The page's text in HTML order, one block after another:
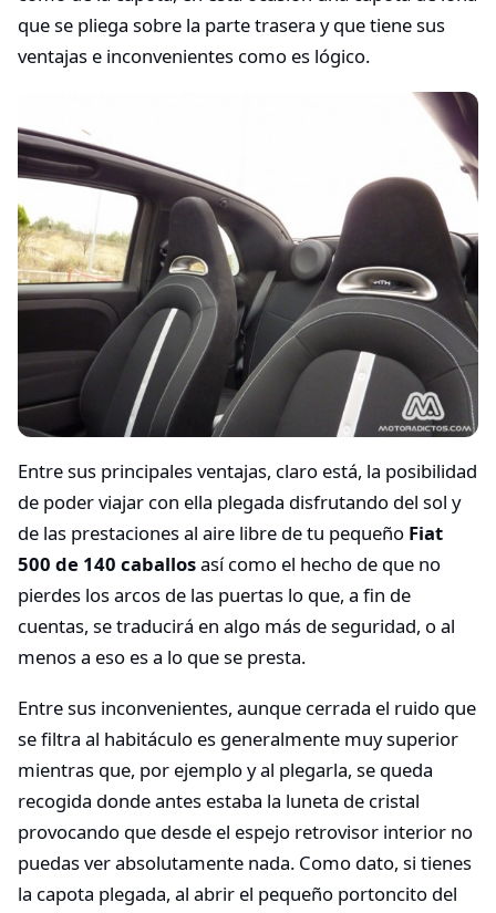
que se pliega sobre la parte trasera y que tiene sus
ventajas e inconvenientes como es lógico.
Entre sus principales ventajas, claro está, la posibilidad
de poder viajar con ella plegada disfrutando del sol y
de las prestaciones al aire libre de tu pequeño Fiat
500 de 140 caballosasí como el hecho de que no
pierdes los arcos de las puertas lo que, a fin de
cuentas, se traducirá en algo más de seguridad, o al
menos a eso es a lo que se presta.
Entre sus inconvenientes, aunque cerrada el ruido que
se filtra al habitáculo es generalmente muy superior
mientras que, por ejemplo y al plegarla, se queda
recogida donde antes estaba la luneta de cristal
provocando que desde el espejo retrovisor interior no
puedas ver absolutamente nada. Como dato, si tienes
la capota plegada, al abrir el pequeño portoncito del